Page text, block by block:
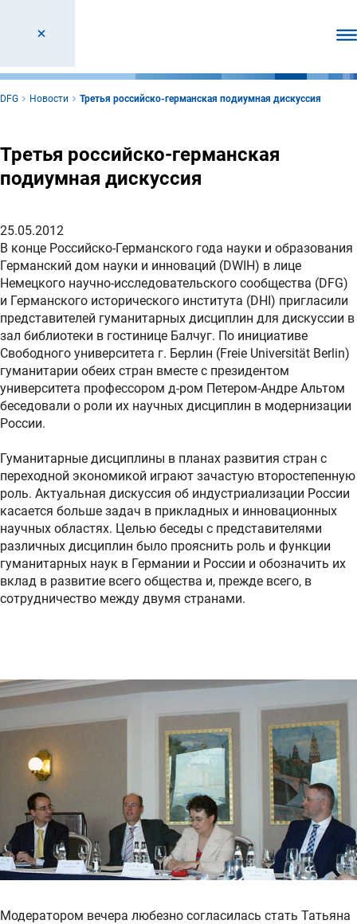
DFG Новости Третья российско-германская подиумная дискуссия
Третья российско-германская
подиумная дискуссия
25.05.2012
В конце Российско-Германского года науки и образования
Германский дом науки и инноваций (DWIH) в лице
Немецкого научно-исследовательского сообщества (DFG)
и Германского исторического института (DHI) приглаcили
представителей гуманитарных дисциплин для дискуссии в
зал библиотеки в гостинице Балчуг. По инициативе
Свободного университета г. Берлин (Freie Universität Berlin)
гуманитарии обеих стран вместе с президентом
университета профессором д-ром Петером-Андре Альтом
беседовали о роли их научных дисциплин в модернизации
России.
Гуманитарные дисциплины в планах развития стран с
переходной экономикой играют зачастую второстепенную
роль. Актуальная дискуссия об индустриализации России
касается больше задач в прикладных и инновационных
научных областях. Целью беседы с представителями
различных дисциплин было прояснить роль и функции
гуманитарных наук в Германии и России и обозначить их
вклад в развитие всего общества и, прежде всего, в
сотрудничество между двумя странами.
Модератором вечера любезно согласилась стать Татьяна